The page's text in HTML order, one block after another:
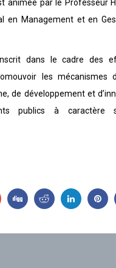
animée par le Professeur
en Management et en
dans le cadre des
les mécanismes
de développement et
publics à caractère